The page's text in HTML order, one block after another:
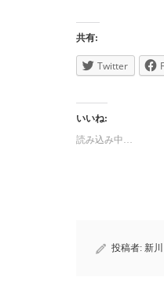
共有:
Twitter
いいね:
読み込み中…
投稿者: 新